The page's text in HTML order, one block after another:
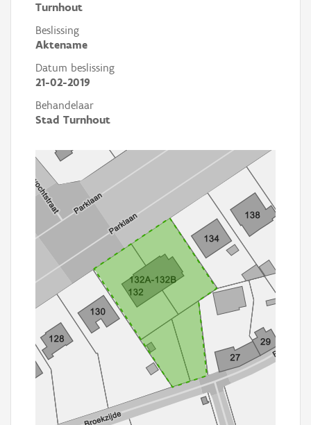
Turnhout
Beslissing
Aktename
Datum beslissing
21-02-2019
Behandelaar
Stad Turnhout